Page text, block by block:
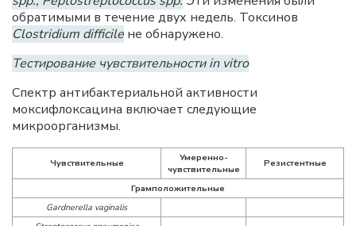
обратимыми в течение двух недель. Токсинов
Clostridium difficile не обнаружено.
Тестирование чувствительности in vitro
Спектр антибактериальной активности
моксифлоксацина включает следующие
микроорганизмы.
Чувствительные
Умеренно-
чувствительные
Резистентные
Грамположительные
Gardnerella vaginalis